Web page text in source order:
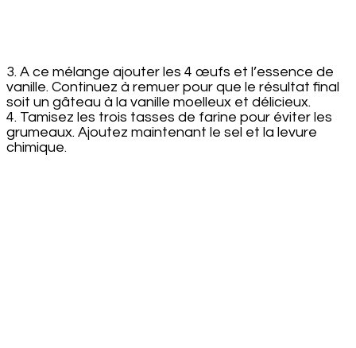
3. A ce mélange ajouter les 4 œufs et l’essence de
vanille. Continuez à remuer pour que le résultat final
soit un gâteau à la vanille moelleux et délicieux.
4. Tamisez les trois tasses de farine pour éviter les
grumeaux. Ajoutez maintenant le sel et la levure
chimique.